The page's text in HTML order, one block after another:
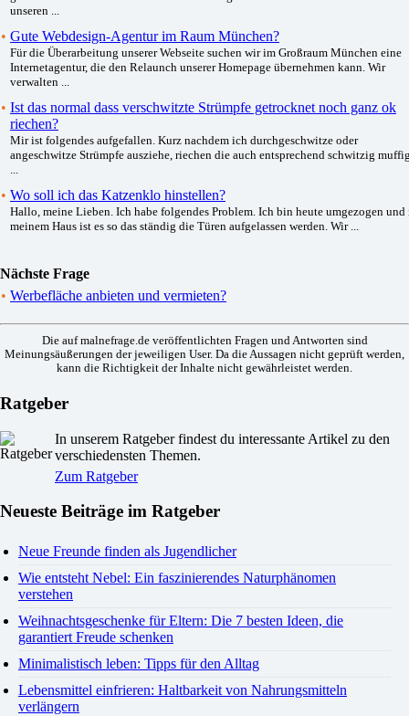
unseren ...
• Gute Webdesign-Agentur im Raum München?
Für die Überarbeitung unserer Webseite suchen wir im Großraum München eine
Internetagentur, die den Relaunch unserer Homepage übernehmen kann. Wir
verwalten ...
• Ist das normal dass verschwitzte Strümpfe getrocknet noch ganz ok
riechen?
Mir ist folgendes aufgefallen. Kurz nachdem ich durchgeschwitze oder
angeschwitze Strümpfe ausziehe, riechen die auch entsprechend schwitzig
• Wo soll ich das Katzenklo hinstellen?
Hallo, meine Lieben. Ich habe folgendes Problem. Ich bin heute umgezogen und
meinem Haus ist es so das ständig die Türen aufgelassen werden. Wir ...
Nächste Frage
• Werbefläche anbieten und vermieten?
Die auf malnefrage.de veröffentlichten Fragen und Antworten sind
Meinungsäußerungen der jeweiligen User. Da die Aussagen nicht geprüft werden,
kann die Richtigkeit der Inhalte nicht gewährleistet werden.
Ratgeber
In unserem Ratgeber findest du interessante Artikel zu den
verschiedensten Themen.
Zum Ratgeber
Neueste Beiträge im Ratgeber
Neue Freunde finden als Jugendlicher
Wie entsteht Nebel: Ein faszinierendes Naturphänomen
verstehen
Weihnachtsgeschenke für Eltern: Die 7 besten Ideen, die
garantiert Freude schenken
Minimalistisch leben: Tipps für den Alltag
Lebensmittel einfrieren: Haltbarkeit von Nahrungsmitteln
verlängern